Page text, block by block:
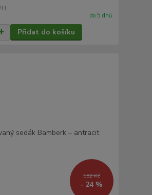
do 5 dnů
Přidat do košíku
152 Kč
- 24 %